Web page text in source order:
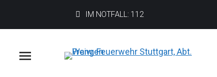
IM NOTFALL: 112